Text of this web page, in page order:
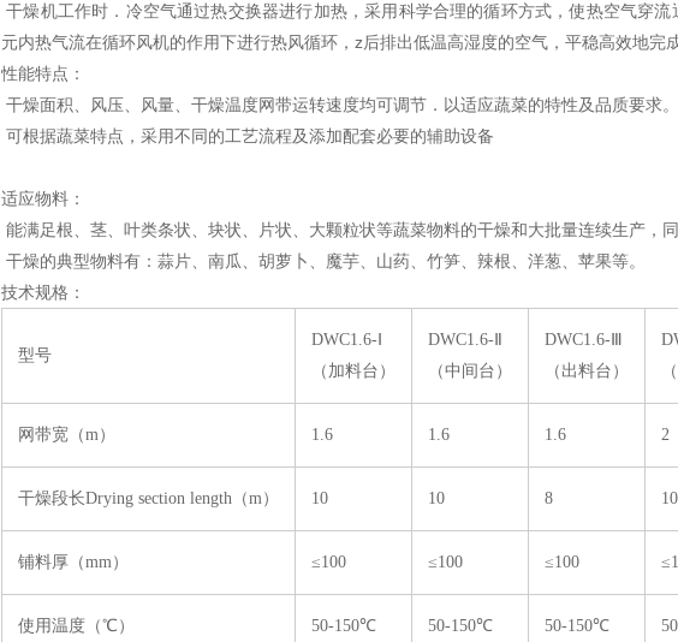
干燥机工作时．冷空气通过热交换器进行加热，采用科学合理的循环方式，使热空气穿
元内热气流在循环风机的作用下进行热风循环，z后排出低温高湿度的空气，平稳高效地完
性能特点：
干燥面积、风压、风量、干燥温度网带运转速度均可调节．以适应蔬菜的特性及品质要求。
可根据蔬菜特点，采用不同的工艺流程及添加配套必要的辅助设备
适应物料：
能满足根、茎、叶类条状、块状、片状、大颗粒状等蔬菜物料的干燥和大批量连续生产，
干燥的典型物料有：蒜片、南瓜、胡萝卜、魔芋、山药、竹笋、辣根、洋葱、苹果等。
技术规格：
型号
DWC1.6-Ⅰ
（加料台）
DWC1.6-Ⅱ
（中间台）
DWC1.6-Ⅲ
（出料台）
网带宽（m） 1.6 1.6 1.6 2
干燥段长Drying section length（m） 10 10 8 10
铺料厚（mm） ≤100 ≤100 ≤100
使用温度（℃） 50-150℃ 50-150℃ 50-150℃